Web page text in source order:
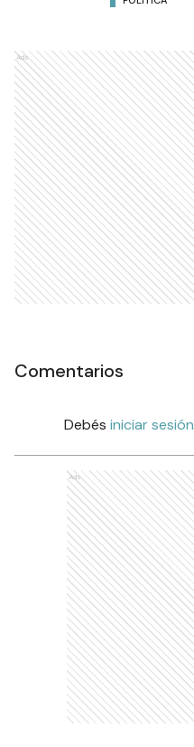
Ads
Comentarios
Debés iniciar sesión
Ads